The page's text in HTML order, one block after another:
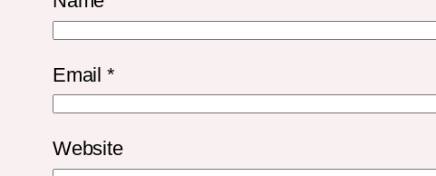
Email *
Website